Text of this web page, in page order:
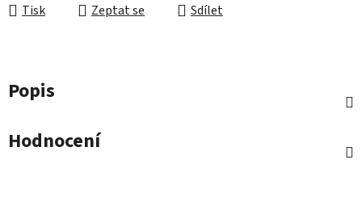
Tisk Zeptat se Sdílet
Popis
Hodnocení